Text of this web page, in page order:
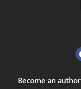
Become an author